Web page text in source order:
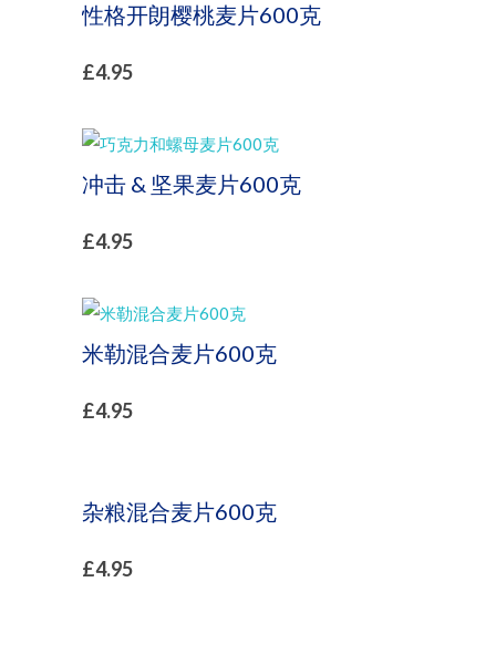
性格开朗樱桃麦片600克
£4.95
冲击 & 坚果麦片600克
£4.95
米勒混合麦片600克
£4.95
杂粮混合麦片600克
£4.95